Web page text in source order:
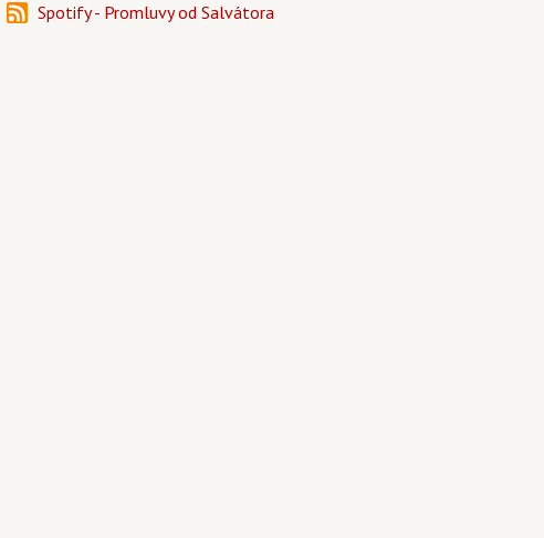
Spotify - Promluvy od Salvátora